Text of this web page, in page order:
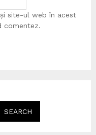
site-ul web în acest
comentez.
SEARCH